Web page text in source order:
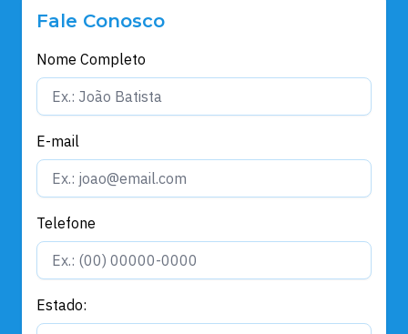
Fale Conosco
Nome Completo
E-mail
Telefone
Estado: